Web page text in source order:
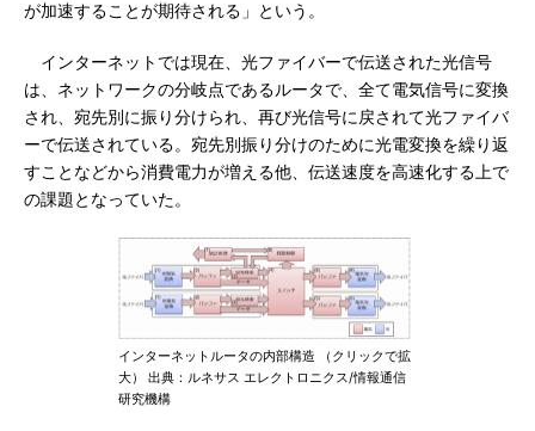
が加速することが期待される」という。
インターネットでは現在、光ファイバーで伝送された光信号
は、ネットワークの分岐点であるルータで、全て電気信号に変換
され、宛先別に振り分けられ、再び光信号に戻されて光ファイバ
ーで伝送されている。宛先別振り分けのために光電変換を繰り返
すことなどから消費電力が増える他、伝送速度を高速化する上で
の課題となっていた。
インターネットルータの内部構造 （クリックで拡
大） 出典：ルネサス エレクトロニクス/情報通信
研究機構